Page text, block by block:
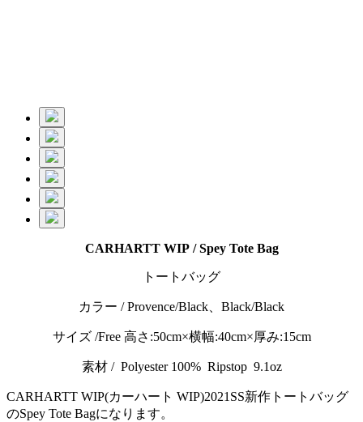
CARHARTT WIP / Spey Tote Bag
トートバッグ
カラー / Provence/Black、Black/Black
サイズ /Free 高さ:50cm×横幅:40cm×厚み:15cm
素材 / Polyester 100% Ripstop 9.1oz
CARHARTT WIP(カーハート WIP)2021SS新作トートバッグ
のSpey Tote Bagになります。